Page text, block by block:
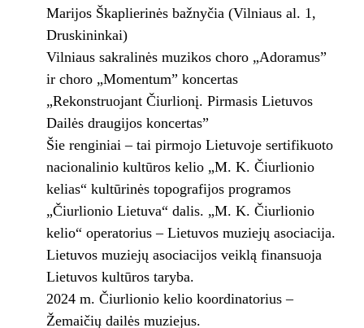
Marijos Škaplierinės bažnyčia (Vilniaus al. 1,
Druskininkai)
Vilniaus sakralinės muzikos choro „Adoramus”
ir choro „Momentum” koncertas
„Rekonstruojant Čiurlionį. Pirmasis Lietuvos
Dailės draugijos koncertas”
Šie renginiai – tai pirmojo Lietuvoje sertifikuoto
nacionalinio kultūros kelio „M. K. Čiurlionio
kelias“ kultūrinės topografijos programos
„Čiurlionio Lietuva“ dalis. „M. K. Čiurlionio
kelio“ operatorius – Lietuvos muziejų asociacija.
Lietuvos muziejų asociacijos veiklą finansuoja
Lietuvos kultūros taryba.
2024 m. Čiurlionio kelio koordinatorius –
Žemaičių dailės muziejus.